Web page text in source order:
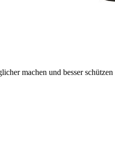
machen und besser schützen